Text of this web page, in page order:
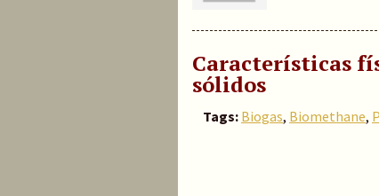
Características
sólidos
Tags: Biogas, Biomethane,